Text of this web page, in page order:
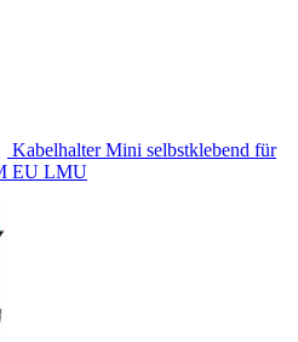
Kabelhalter Mini selbstklebend für
EU LMU